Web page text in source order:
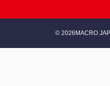
© 2026MACRO